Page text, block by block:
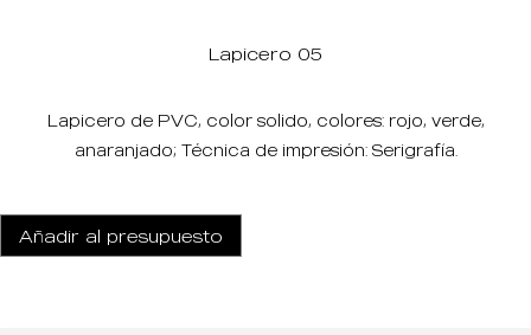
Lapicero 05
Lapicero de PVC, color solido, colores: rojo, verde,
anaranjado; Técnica de impresión: Serigrafía.
Añadir al presupuesto